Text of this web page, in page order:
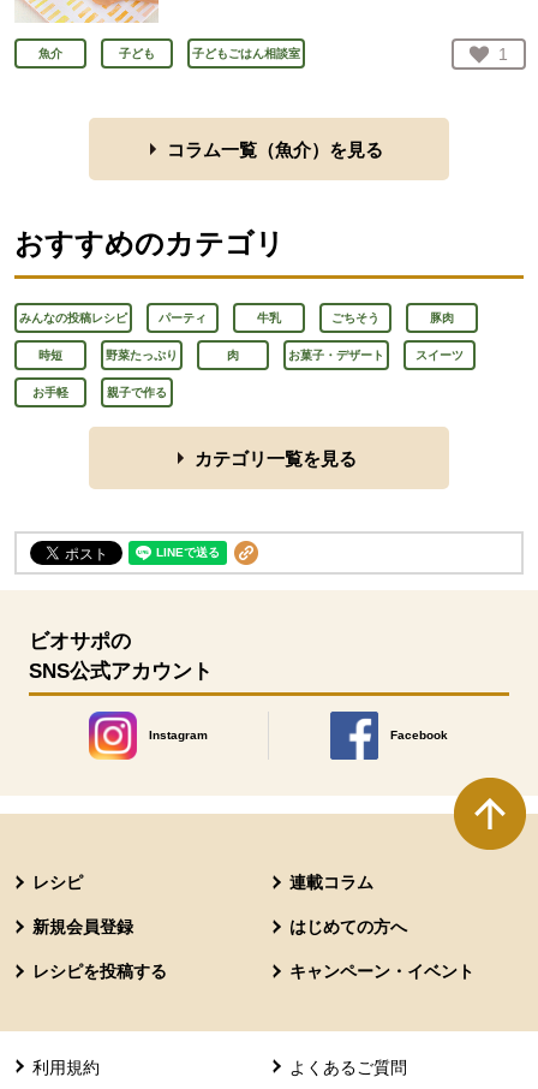
魚介 子ども 子どもごはん相談室 お気
1
人
コラム一覧（魚介）を見る
おすすめのカテゴリ
みんなの投稿レシピ パーティ 牛乳 ごちそう 豚肉
時短 野菜たっぷり 肉 お菓子・デザート スイーツ
お手軽 親子で作る
カテゴリ一覧を見る
ビオサポの
SNS公式アカウント
Instagram
別のウィンドウで開きます。
Facebook
別のウィンドウで開きます
レシピ 連載コラム
新規会員登録 はじめての方へ
レシピを投稿する キャンペーン・イベント
利用規約 よくあるご質問